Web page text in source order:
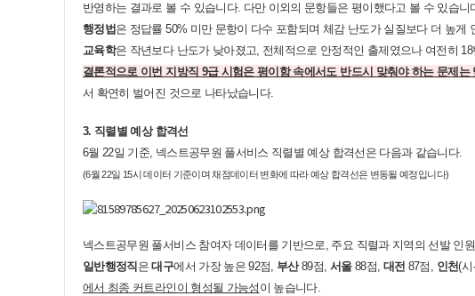
반영하는 결과로 볼 수 있습니다. 다만 이외의 문항들은 평이했다고 볼 수 있습니
행정법 은 정답률 50% 미만 문항이 다수 포함되며 체감 난도가 실질보다 더 높
교육학은 작년보다 난도가 낮아졌고, 전체적으로 안정적인 출제였으나 여전히
결론적으로 이번 지방직 9급 시험은 평이함 속에서도 반드시 맞춰야 하는 문제
서 확연히 벌어진 것으로 나타났습니다.
3. 직렬별 예상 합격선
6월 22일 기준, 넥스트공무원 풀서비스 직렬별 예상 합격선은 다음과 같습니다.
(6월 22일 15시 데이터 기준이며 채점데이터 변화에 따라 예상 합격선은 변동될 예정입니다)
넥스트공무원 풀서비스 참여자 데이터를 기반으로, 주요 직렬과 지역의 선발 인
일반행정직은대구에서 가장 높은 92점, 부산89점, 서울88점, 대전 87점, 인천(시
에서 최종 커트라인이 형성될 가능성 이 높습니다.